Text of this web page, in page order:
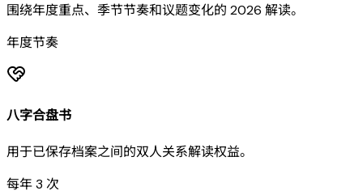
围绕年度重点、季节节奏和议题变化的 2026 解读。
年度节奏
八字合盘书
用于已保存档案之间的双人关系解读权益。
每年 3 次